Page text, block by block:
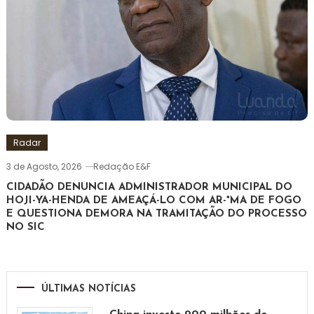
Radar
3 de Agosto, 2026
Redação E&F
CIDADÃO DENUNCIA ADMINISTRADOR MUNICIPAL DO
HOJI-YA-HENDA DE AMEAÇÁ-LO COM AR-*MA DE FOGO
E QUESTIONA DEMORA NA TRAMITAÇÃO DO PROCESSO
NO SIC
ÚLTIMAS NOTÍCIAS